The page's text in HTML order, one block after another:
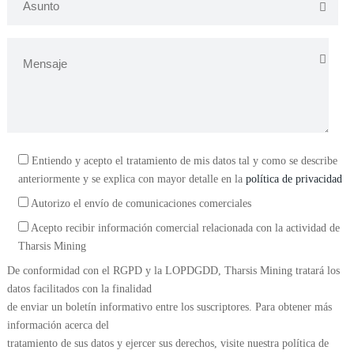
Entiendo y acepto el tratamiento de mis datos tal y como se describe
anteriormente y se explica con mayor detalle en la política de privacidad
Autorizo el envío de comunicaciones comerciales
Acepto recibir información comercial relacionada con la actividad de
Tharsis Mining
De conformidad con el RGPD y la LOPDGDD, Tharsis Mining tratará los
datos facilitados con la finalidad
de enviar un boletín informativo entre los suscriptores. Para obtener más
información acerca del
tratamiento de sus datos y ejercer sus derechos, visite nuestra política de